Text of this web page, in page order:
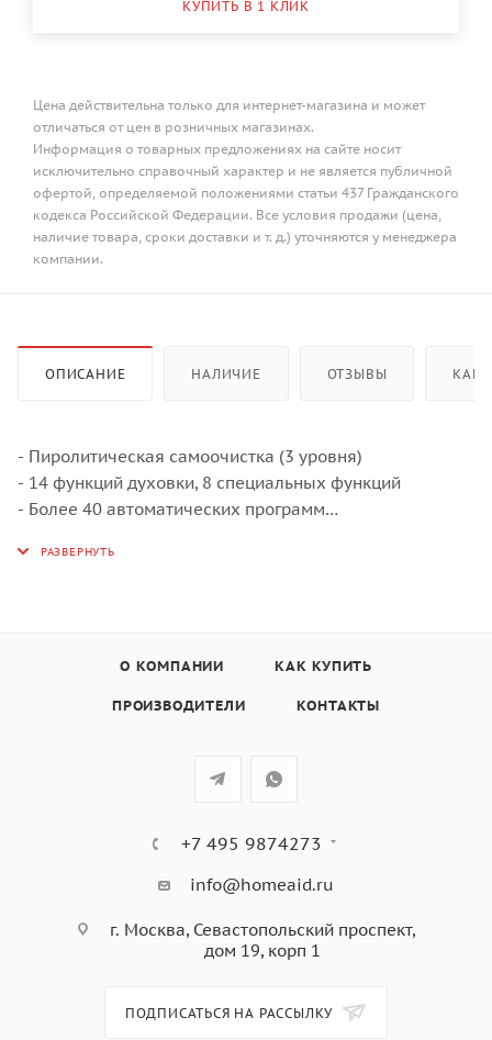
КУПИТЬ В 1 КЛИК
Цена действительна только для интернет-магазина и может
отличаться от цен в розничных магазинах.
Информация о товарных предложениях на сайте носит
исключительно справочный характер и не является публичной
офертой, определяемой положениями статьи 437 Гражданского
кодекса Российской Федерации. Все условия продажи (цена,
наличие товара, сроки доставки и т. д.) уточняются у менеджера
компании.
ОПИСАНИЕ НАЛИЧИЕ ОТЗЫВЫ КАК
- Пиролитическая самоочистка (3 уровня)
- 14 функций духовки, 8 специальных функций
- Более 40 автоматических программ
процессов
рекомендации по температуре
окончания приготовления, таймер) с белым дисплеем
четырехслойным остеклением.
- Быстрый нагрев
ожидания
- Галогенное освещение
О КОМПАНИИ КАК КУПИТЬ
ПРОИЗВОДИТЕЛИ КОНТАКТЫ
+7 495 9874273
info@homeaid.ru
г. Москва, Севастопольский проспект,
дом 19, корп 1
ПОДПИСАТЬСЯ НА РАССЫЛКУ